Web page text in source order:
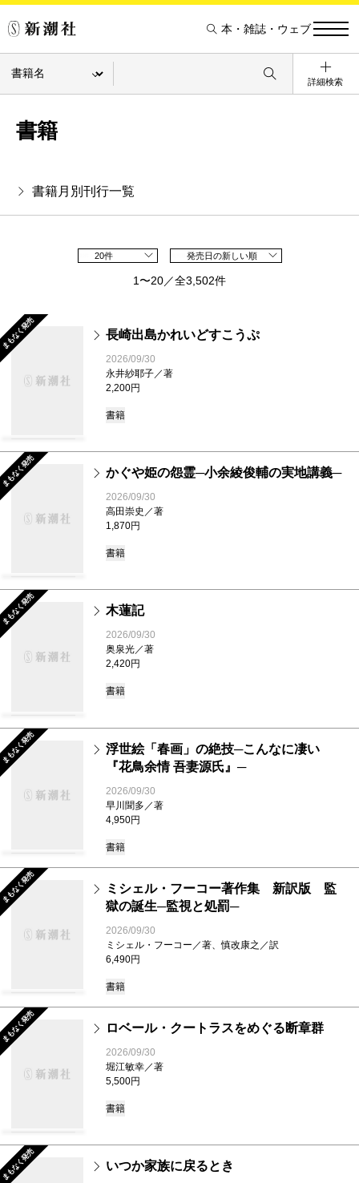
本・雑誌・ウェブ
詳細検索
書籍
書籍月別刊行一覧
20件 発売日の新しい順
1〜20／全3,502件
まもなく発売 長崎出島かれいどすこうぷ
2026/09/30
永井紗耶子／著
2,200円
書籍
まもなく発売 かぐや姫の怨霊─小余綾俊輔の実地講義─
2026/09/30
高田崇史／著
1,870円
書籍
まもなく発売 木蓮記
2026/09/30
奥泉光／著
2,420円
書籍
まもなく発売
浮世絵「春画」の絶技─こんなに凄い
『花鳥余情 吾妻源氏』─
2026/09/30
早川聞多／著
4,950円
書籍
まもなく発売
ミシェル・フーコー著作集 新訳版 監
獄の誕生─監視と処罰─
2026/09/30
ミシェル・フーコー／著、慎改康之／訳
6,490円
書籍
まもなく発売 ロベール・クートラスをめぐる断章群
2026/09/30
堀江敏幸／著
5,500円
書籍
まもなく発売 いつか家族に戻るとき